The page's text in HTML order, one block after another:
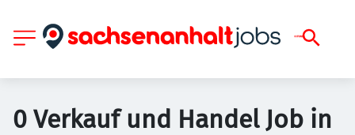
0 Verkauf und Handel Job in